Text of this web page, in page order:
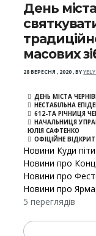
День
масових
28 ВЕРЕСНЯ , 2020,BY
ДЕНЬ МІСТА
НЕСТАБІЛЬНА
612-ТА РІЧНИЦЯ
НАЧАЛЬНИЦЯ
ЮЛІЯ САФТЕНКО
ОФІЦІЙНЕ
Новини Куди піти
Новини про
Новини про
Новини про
5 переглядів